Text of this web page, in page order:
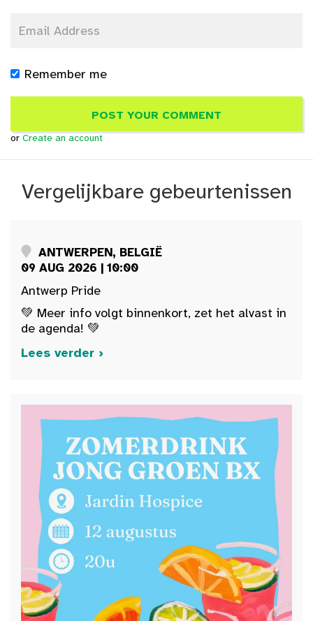
Remember me
or Create an account
Vergelijkbare gebeurtenissen
ANTWERPEN, BELGIË
09 AUG 2026 | 10:00
Antwerp Pride
💚 Meer info volgt binnenkort, zet het alvast in
de agenda! 💚
Lees verder ›